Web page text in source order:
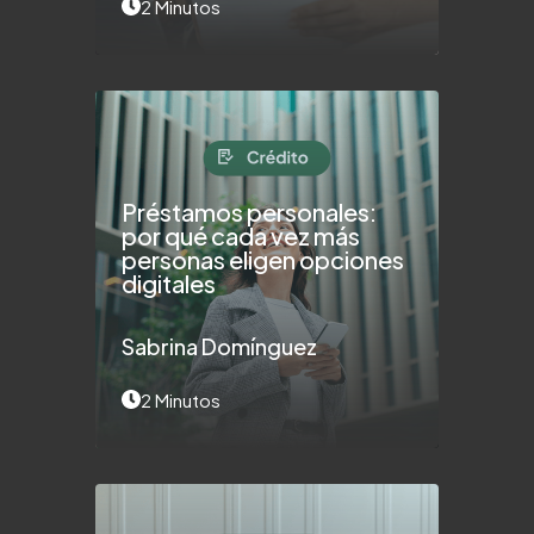
2 Minutos
Préstamos personales:
por qué cada vez más
personas eligen opciones
digitales
Sabrina Domínguez
2 Minutos